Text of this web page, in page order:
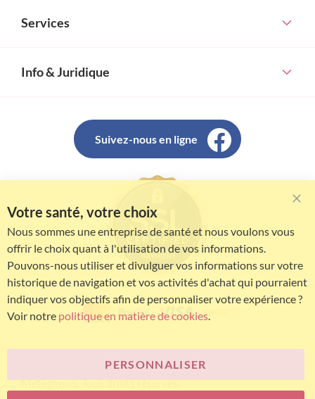
Services
Info & Juridique
Suivez-nous en ligne
© Bariatric Advantage® est une marque du groupe
Metagenics. Tous droits réservés.
Votre santé, votre choix
Nous sommes une entreprise de santé et nous voulons vous
offrir le choix quant à l'utilisation de vos informations.
Pouvons-nous utiliser et divulguer vos informations sur votre
historique de navigation et vos activités d'achat qui pourraient
indiquer vos objectifs afin de personnaliser votre expérience ?
Voir notre politique en matière de cookies.
PERSONNALISER